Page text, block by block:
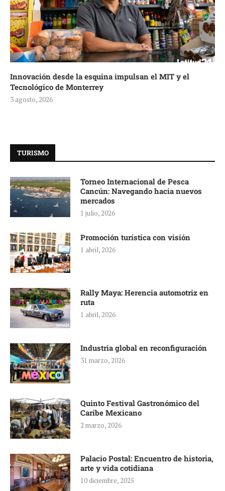
Innovación desde la esquina impulsan el MIT y el
Tecnológico de Monterrey
3 agosto, 2026
TURISMO
Torneo Internacional de Pesca
Cancún: Navegando hacia nuevos
mercados
1 julio, 2026
Promoción turística con visión
1 abril, 2026
Rally Maya: Herencia automotriz en
ruta
1 abril, 2026
Industria global en reconfiguración
31 marzo, 2026
Quinto Festival Gastronómico del
Caribe Mexicano
2 marzo, 2026
Palacio Postal: Encuentro de historia,
arte y vida cotidiana
10 diciembre, 2025